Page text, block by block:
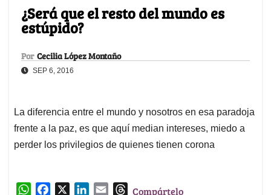
¿Será que el resto del mundo es
estúpido?
Por Cecilia López Montaño
SEP 6, 2016
La diferencia entre el mundo y nosotros en esa paradoja
frente a la paz, es que aquí median intereses, miedo a
perder los privilegios de quienes tienen corona
W
TCompártelo